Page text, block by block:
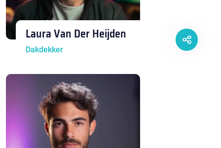
Laura Van Der Heijden
Dakdekker